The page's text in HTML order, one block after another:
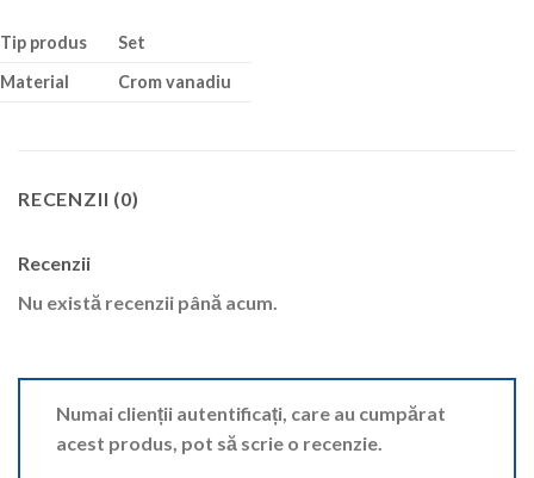
Tip produs
Set
Material
Crom vanadiu
RECENZII (0)
Recenzii
Nu există recenzii până acum.
Numai clienții autentificați, care au cumpărat
acest produs, pot să scrie o recenzie.